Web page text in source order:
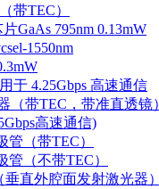
带TEC）
GaAs 795nm 0.13mW
1550nm
于 4.25Gbps 高速通信
（带TEC，带准直透镜）
高速通信)
（带TEC）
管（不带TEC）
直外腔面发射激光器）